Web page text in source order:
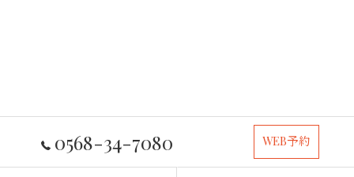
0568-34-7080 WEB予約